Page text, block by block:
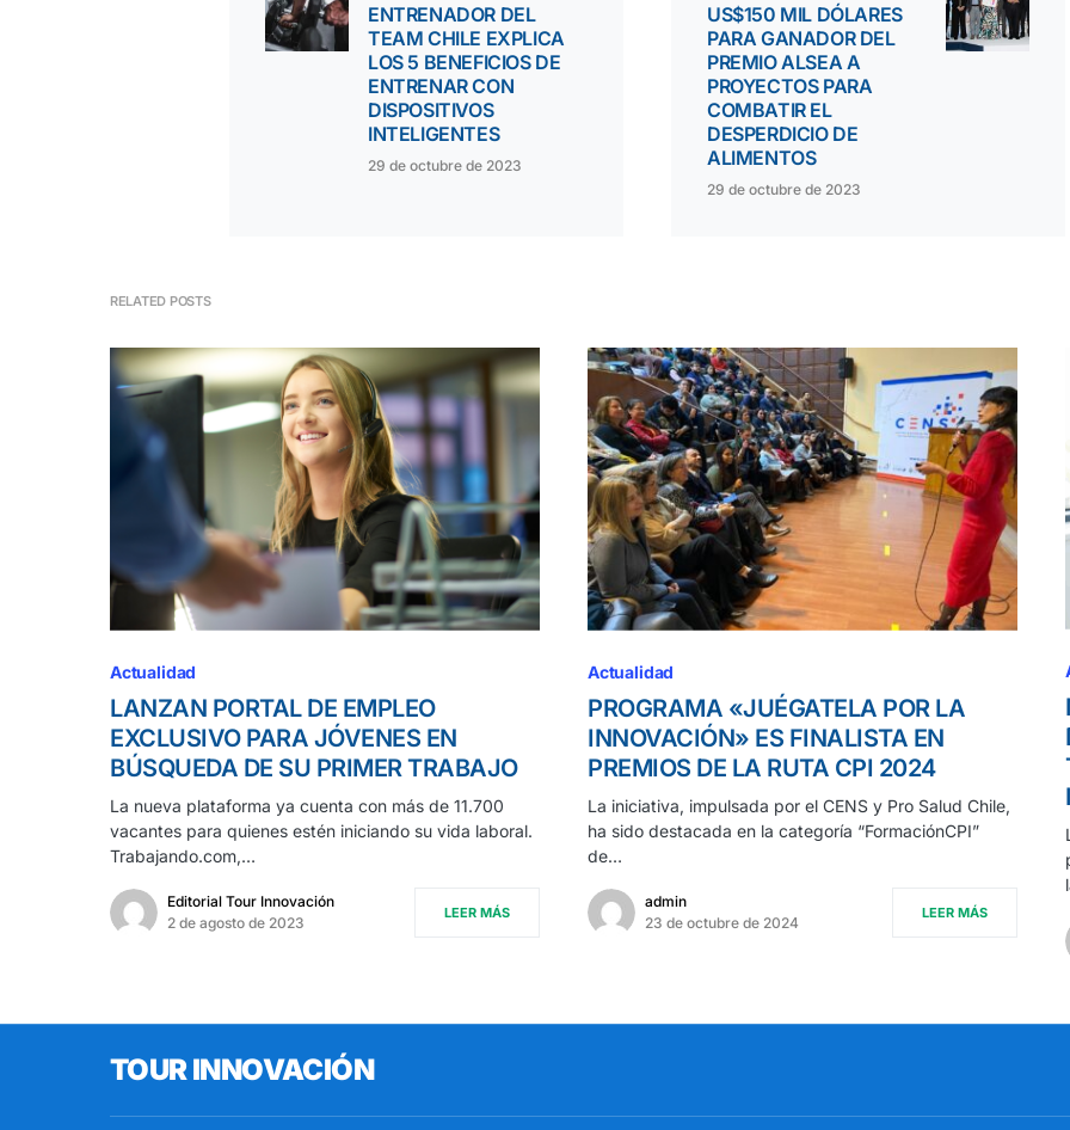
ENTRENADOR DEL
TEAM CHILE EXPLICA
LOS 5 BENEFICIOS DE
ENTRENAR CON
DISPOSITIVOS
INTELIGENTES
29 de octubre de 2023
US$150 MIL DÓLARES
PARA GANADOR DEL
PREMIO ALSEA A
PROYECTOS PARA
COMBATIR EL
DESPERDICIO DE
ALIMENTOS
29 de octubre de 2023
RELATED POSTS
Actualidad
LANZAN PORTAL DE EMPLEO
EXCLUSIVO PARA JÓVENES EN
BÚSQUEDA DE SU PRIMER TRABAJO
La nueva plataforma ya cuenta con más de 11.700
vacantes para quienes estén iniciando su vida laboral.
Trabajando.com,…
Editorial Tour Innovación
2 de agosto de 2023
LEER MÁS
Actualidad
PROGRAMA «JUÉGATELA POR LA
INNOVACIÓN» ES FINALISTA EN
PREMIOS DE LA RUTA CPI 2024
La iniciativa, impulsada por el CENS y Pro Salud Chile,
ha sido destacada en la categoría “FormaciónCPI”
de…
admin
23 de octubre de 2024
LEER MÁS
TOUR INNOVACIÓN